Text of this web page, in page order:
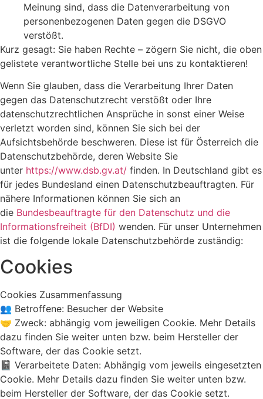
Meinung sind, dass die Datenverarbeitung von
personenbezogenen Daten gegen die DSGVO
verstößt.
Kurz gesagt: Sie haben Rechte – zögern Sie nicht, die oben
gelistete verantwortliche Stelle bei uns zu kontaktieren!
Wenn Sie glauben, dass die Verarbeitung Ihrer Daten
gegen das Datenschutzrecht verstößt oder Ihre
datenschutzrechtlichen Ansprüche in sonst einer Weise
verletzt worden sind, können Sie sich bei der
Aufsichtsbehörde beschweren. Diese ist für Österreich die
Datenschutzbehörde, deren Website Sie
unter https://www.dsb.gv.at/ finden. In Deutschland gibt es
für jedes Bundesland einen Datenschutzbeauftragten. Für
nähere Informationen können Sie sich an
die Bundesbeauftragte für den Datenschutz und die
Informationsfreiheit (BfDI) wenden. Für unser Unternehmen
ist die folgende lokale Datenschutzbehörde zuständig:
Cookies
Cookies Zusammenfassung
👥 Betroffene: Besucher der Website
🤝 Zweck: abhängig vom jeweiligen Cookie. Mehr Details
dazu finden Sie weiter unten bzw. beim Hersteller der
Software, der das Cookie setzt.
📓 Verarbeitete Daten: Abhängig vom jeweils eingesetzten
Cookie. Mehr Details dazu finden Sie weiter unten bzw.
beim Hersteller der Software, der das Cookie setzt.